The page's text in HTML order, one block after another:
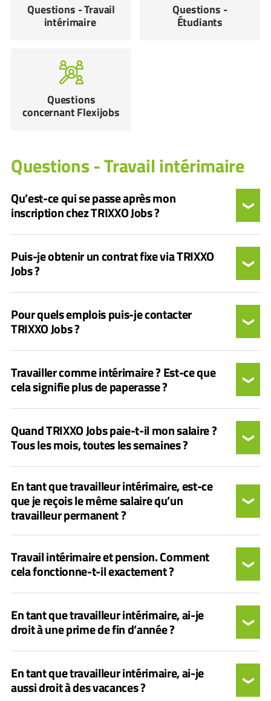
Questions - Travail
intérimaire
Questions -
Étudiants
Questions
concernant Flexijobs
Questions - Travail intérimaire
Qu’est-ce qui se passe après mon
inscription chez TRIXXO Jobs ?
Puis-je obtenir un contrat fixe via TRIXXO
Jobs ?
Pour quels emplois puis-je contacter
TRIXXO Jobs ?
Travailler comme intérimaire ? Est-ce que
cela signifie plus de paperasse ?
Quand TRIXXO Jobs paie-t-il mon salaire ?
Tous les mois, toutes les semaines ?
En tant que travailleur intérimaire, est-ce
que je reçois le même salaire qu’un
travailleur permanent ?
Travail intérimaire et pension. Comment
cela fonctionne-t-il exactement ?
En tant que travailleur intérimaire, ai-je
droit à une prime de fin d’année ?
En tant que travailleur intérimaire, ai-je
aussi droit à des vacances ?